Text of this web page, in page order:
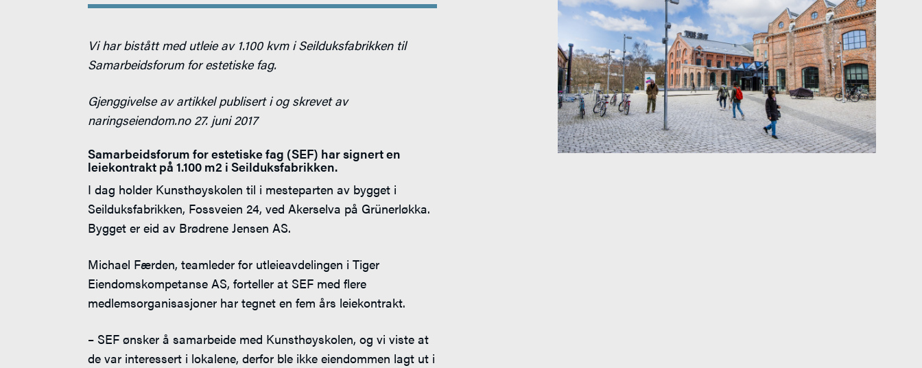
Vi har bistått med utleie av 1.100 kvm i Seilduksfabrikken til
Samarbeidsforum for estetiske fag.
Gjenggivelse av artikkel publisert i og skrevet av
naringseiendom.no27. juni 2017
Samarbeidsforum for estetiske fag (SEF) har signert en
leiekontrakt på 1.100 m2 i Seilduksfabrikken.
I dag holder Kunsthøyskolen til i mesteparten av bygget i
Seilduksfabrikken, Fossveien 24, ved Akerselva på Grünerløkka.
Bygget er eid av Brødrene Jensen AS.
Michael Færden, teamleder for utleieavdelingen i Tiger
Eiendomskompetanse AS, forteller at SEF med flere
medlemsorganisasjoner har tegnet en fem års leiekontrakt.
– SEF ønsker å samarbeide med Kunsthøyskolen, og vi viste at
de var interessert i lokalene, derfor ble ikke eiendommen lagt ut i